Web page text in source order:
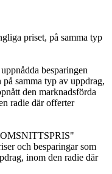
priset, på samma typ
besparingen
samma typ av uppdrag,
den marknadsförda
radie där offerter
och besparingar som
inom den radie där